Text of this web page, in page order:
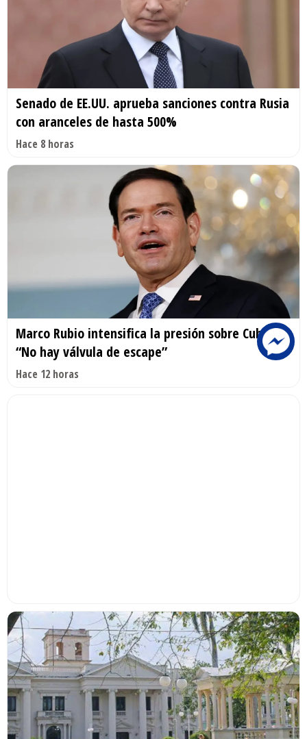
Senado de EE.UU. aprueba sanciones contra Rusia
con aranceles de hasta 500%
Hace 8 horas
Marco Rubio intensifica la presión sobre Cuba:
“No hay válvula de escape”
Hace 12 horas